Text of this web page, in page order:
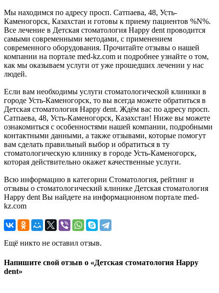
Мы находимся по адресу просп. Сатпаева, 48, Усть-
Каменогорск, Казахстан и готовы к приему пациентов %N%.
Все лечение в Детская стоматология Happy dent проводится
самыми современными методами, с применением
современного оборудования. Прочитайте отзывы о нашей
компании на портале med-kz.com и подробнее узнайте о том,
как мы оказываем услуги от уже прошедших лечении у нас
людей.
Если вам необходимы услуги стоматологической клиники в
городе Усть-Каменогорск, то вы всегда можете обратиться в
Детская стоматология Happy dent. Ждём вас по адресу просп.
Сатпаева, 48, Усть-Каменогорск, Казахстан! Ниже вы можете
ознакомиться с особенностями нашей компании, подробными
контактными данными, а также отзывами, которые помогут
вам сделать правильный выбор и обратиться в ту
стоматологическую клинику в городе Усть-Каменогорск,
которая действительно окажет качественные услуги.
Всю информацию в категории Стоматология, рейтинг и
отзывы о стоматологический клинике Детская стоматология
Happy dent Вы найдете на информационном портале med-
kz.com
Ещё никто не оставил отзыв.
Напишите свой отзыв о «Детская стоматология Happy
dent»